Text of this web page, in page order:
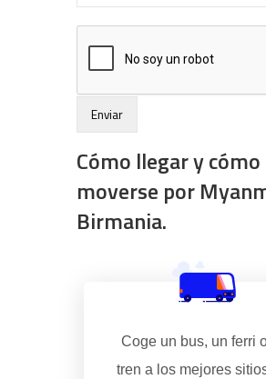
Cómo llegar y cómo
moverse por
Birmania.
Coge un bus, un ferri
tren a los mejores